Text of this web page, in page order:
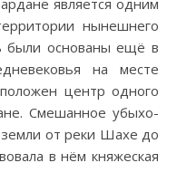
является одним
нынешнего
были основаны ещё в
на месте
центр одного
Смешанное убыхо-
земли от реки Шахе до
в нём княжеская